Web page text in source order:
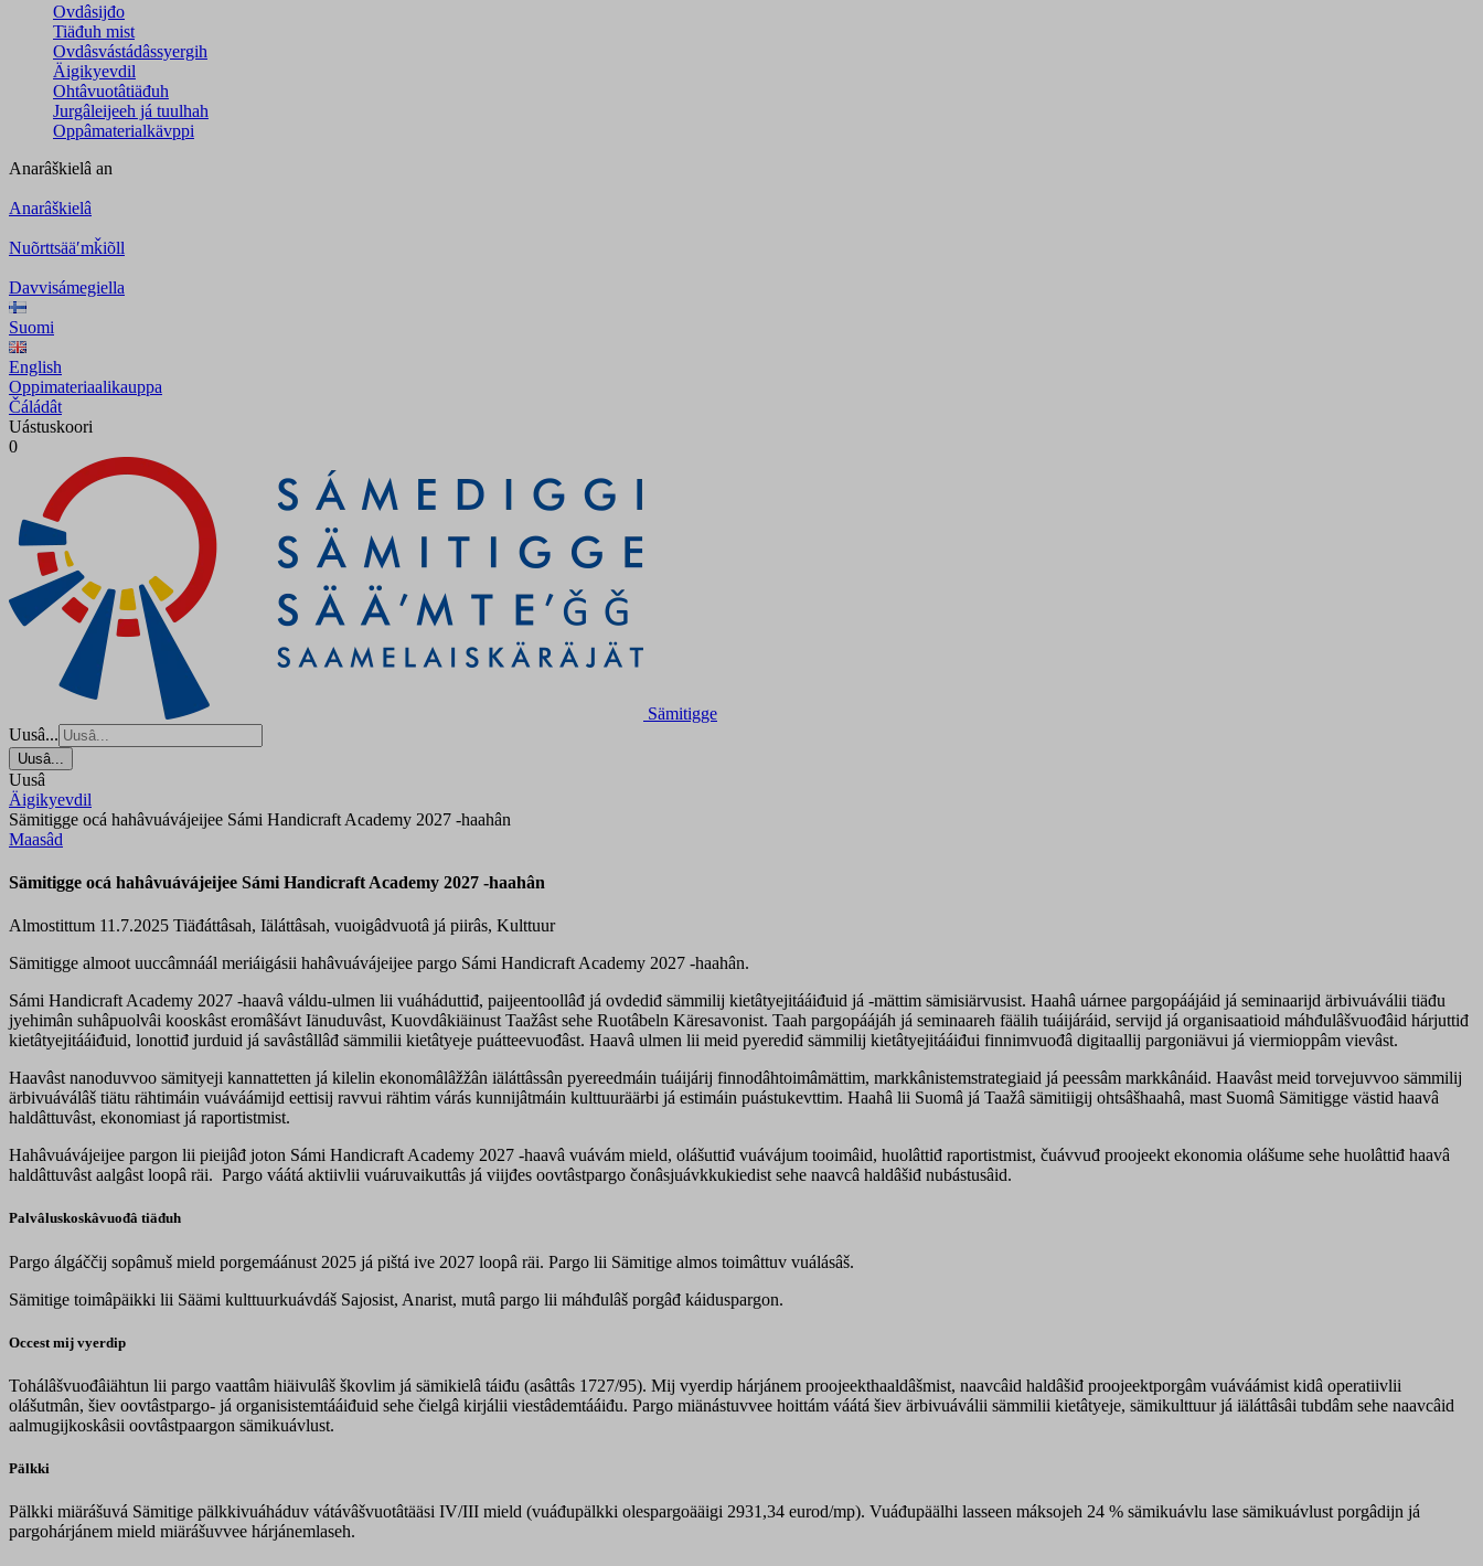
Ovdâsijđo
Tiäđuh mist
Ovdâsvástádâssyergih
Äigikyevdil
Ohtâvuotâtiäđuh
Jurgâleijeeh já tuulhah
Oppâmaterialkävppi
Anarâškielâ an
Anarâškielâ
Nuõrttsääʹmǩiõll
Davvisámegiella
Suomi
English
Oppimateriaalikauppa
Čáládât
Uástuskoori
0
Sämitigge
Uusâ...
Uusâ...
Uusâ
Äigikyevdil
Sämitigge ocá hahâvuávájeijee Sámi Handicraft Academy 2027 -haahân
Maasâd
Sämitigge ocá hahâvuávájeijee Sámi Handicraft Academy 2027 -haahân
Almostittum 11.7.2025 Tiäđáttâsah, Iäláttâsah, vuoigâdvuotâ já piirâs, Kulttuur
Sämitigge almoot uuccâmnáál meriáigásii hahâvuávájeijee pargo Sámi Handicraft Academy 2027 -haahân.
Sámi Handicraft Academy 2027 -haavâ váldu-ulmen lii vuáháduttiđ, paijeentoollâđ já ovdediđ sämmilij kietâtyejitááiđuid já -mättim sämisiärvusist. Haahâ uárnee pargopáájáid já seminaarijd ärbivuáválii tiäđu
jyehimân suhâpuolvâi kooskâst eromâšávt Iänuduvâst, Kuovdâkiäinust Taažâst sehe Ruotâbeln Käresavonist. Taah pargopáájáh já seminaareh fäälih tuáijáráid, servijd já organisaatioid máhđulâšvuođâid hárjuttiđ
kietâtyejitááiđuid, lonottiđ jurduid já savâstâllâđ sämmilii kietâtyeje puátteevuođâst. Haavâ ulmen lii meid pyerediđ sämmilij kietâtyejitááiđui finnimvuođâ digitaallij pargoniävui já viermioppâm vievâst.
Haavâst nanoduvvoo sämityeji kannattetten já kilelin ekonomâlâžžân iäláttâssân pyereedmáin tuáijárij finnodâhtoimâmättim, markkânistemstrategiaid já peessâm markkânáid. Haavâst meid torvejuvvoo sämmilij
ärbivuáválâš tiätu rähtimáin vuáváámijd eettisij ravvui rähtim várás kunnijâtmáin kulttuuräärbi já estimáin puástukevttim. Haahâ lii Suomâ já Taažâ sämitiigij ohtsâšhaahâ, mast Suomâ Sämitigge västid haavâ
haldâttuvâst, ekonomiast já raportistmist.
Hahâvuávájeijee pargon lii pieijâđ joton Sámi Handicraft Academy 2027 -haavâ vuávám mield, olášuttiđ vuávájum tooimâid, huolâttiđ raportistmist, čuávvuđ proojeekt ekonomia olášume sehe huolâttiđ haavâ
haldâttuvâst aalgâst loopâ räi. Pargo váátá aktiivlii vuáruvaikuttâs já viijđes oovtâstpargo čonâsjuávkkukiedist sehe naavcâ haldâšiđ nubástusâid.
Palvâluskoskâvuođâ tiäđuh
Pargo álgáččij sopâmuš mield porgemáánust 2025 já pištá ive 2027 loopâ räi. Pargo lii Sämitige almos toimâttuv vuálásâš.
Sämitige toimâpäikki lii Säämi kulttuurkuávdáš Sajosist, Anarist, mutâ pargo lii máhđulâš porgâđ káiduspargon.
Occest mij vyerdip
Tohálâšvuođâiähtun lii pargo vaattâm hiäivulâš škovlim já sämikielâ táiđu (asâttâs 1727/95). Mij vyerdip hárjánem proojeekthaaldâšmist, naavcâid haldâšiđ proojeektporgâm vuáváámist kidâ operatiivlii
olášutmân, šiev oovtâstpargo- já organisistemtááiđuid sehe čielgâ kirjálii viestâdemtááiđu. Pargo miänástuvvee hoittám váátá šiev ärbivuáválii sämmilii kietâtyeje, sämikulttuur já iäláttâsâi tubdâm sehe naavcâid
aalmugijkoskâsii oovtâstpaargon sämikuávlust.
Pälkki
Pälkki miärášuvá Sämitige pälkkivuáháduv vátávâšvuotâtääsi IV/III mield (vuáđupälkki olespargoääigi 2931,34 eurod/mp). Vuáđupäälhi lasseen máksojeh 24 % sämikuávlu lase sämikuávlust porgâdijn já
pargohárjánem mield miärášuvvee hárjánemlaseh.